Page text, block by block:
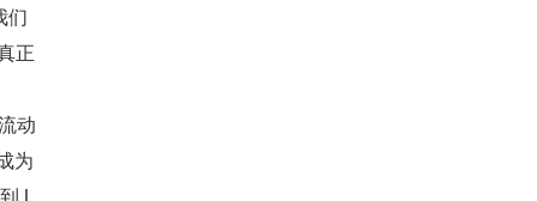
们
正
动
为
L